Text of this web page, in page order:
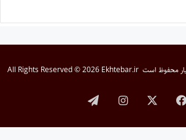
محفوظ است All Rights Reserved © 2026 Ekhtebar.ir